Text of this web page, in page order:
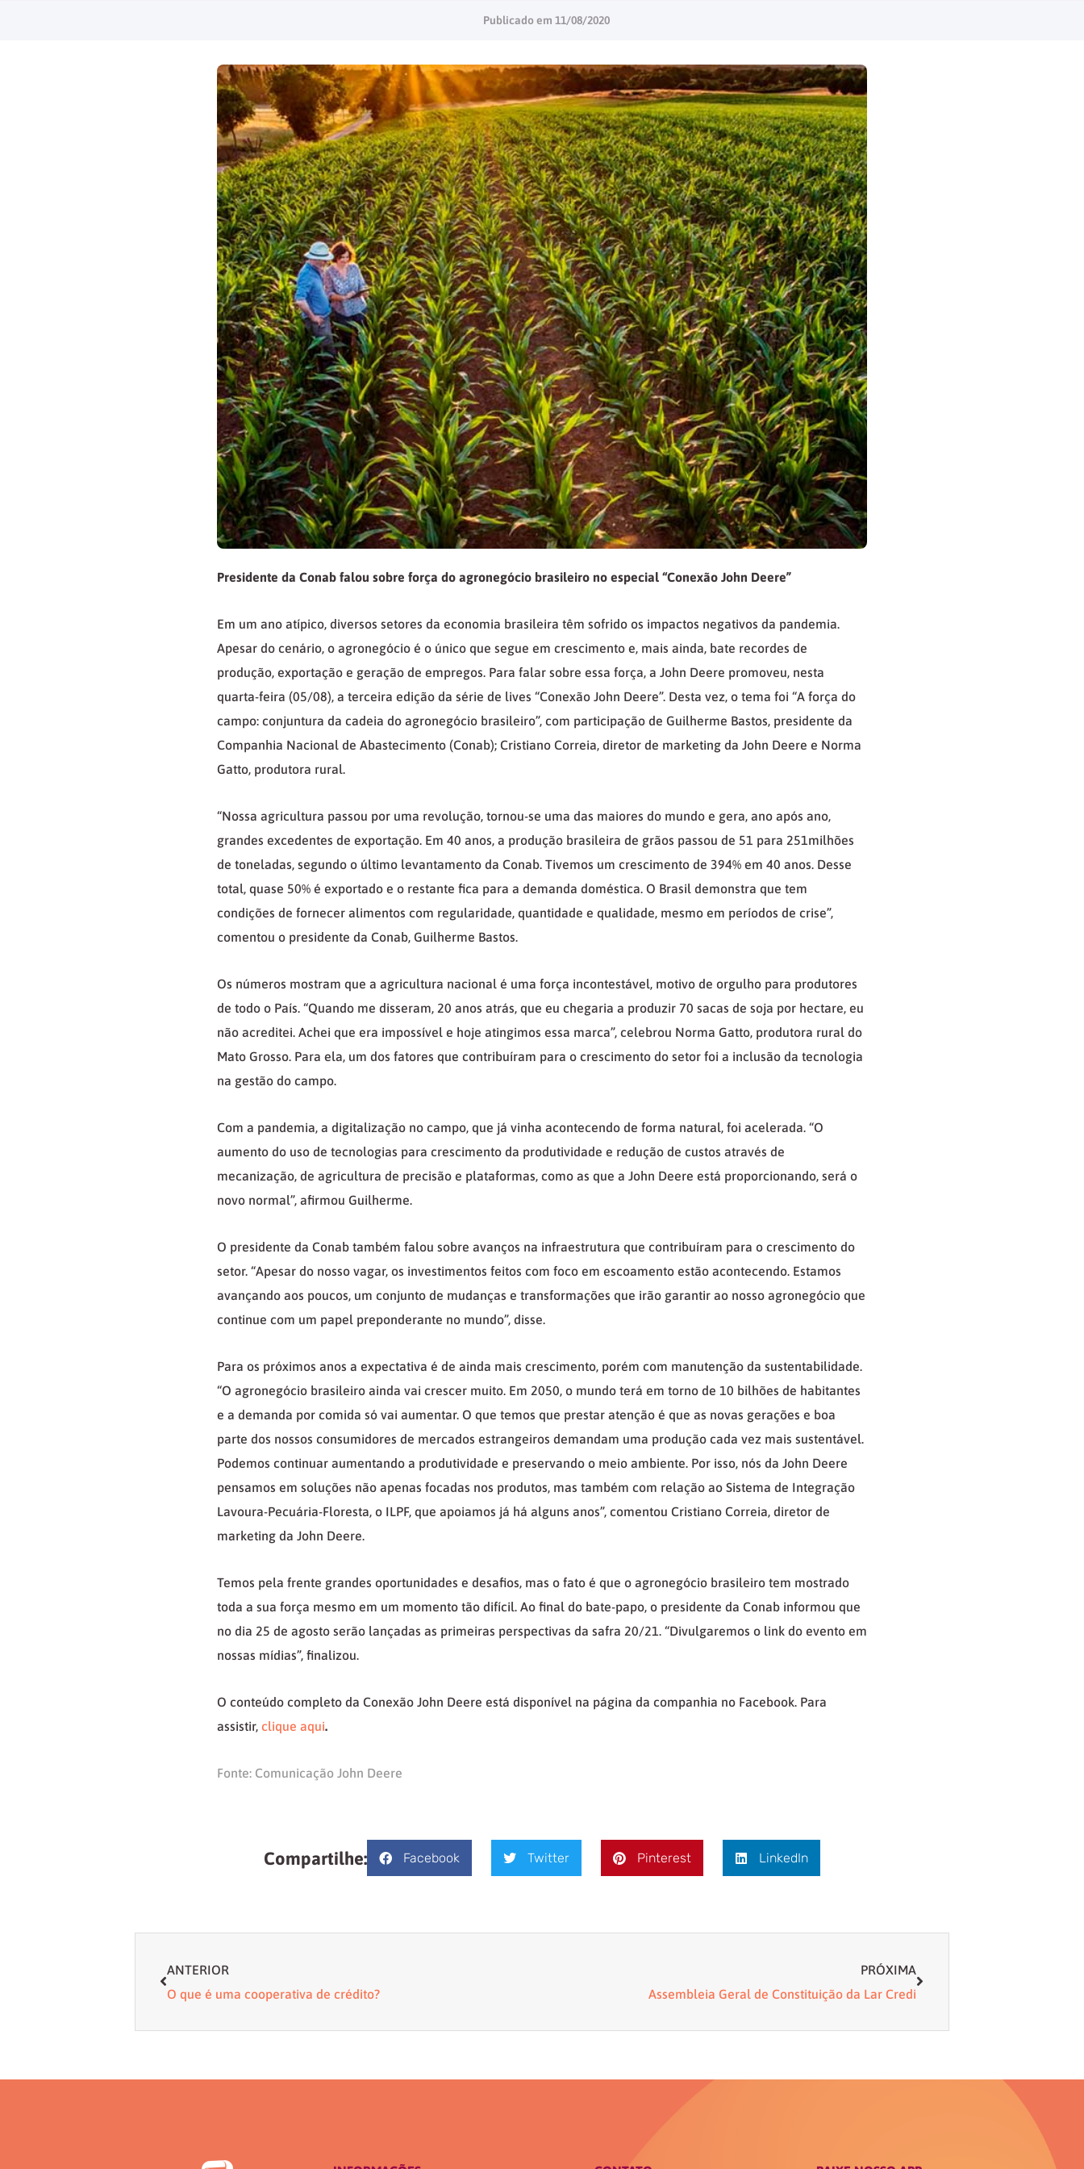
Publicado em 11/08/2020
Presidente da Conab falou sobre força do agronegócio brasileiro no especial “Conexão John Deere”
Em um ano atípico, diversos setores da economia brasileira têm sofrido os impactos negativos da pandemia.
Apesar do cenário, o agronegócio é o único que segue em crescimento e, mais ainda, bate recordes de
produção, exportação e geração de empregos. Para falar sobre essa força, a John Deere promoveu, nesta
quarta-feira (05/08), a terceira edição da série de lives “Conexão John Deere”. Desta vez, o tema foi “A força do
campo: conjuntura da cadeia do agronegócio brasileiro”, com participação de Guilherme Bastos, presidente da
Companhia Nacional de Abastecimento (Conab); Cristiano Correia, diretor de marketing da John Deere e Norma
Gatto, produtora rural.
“Nossa agricultura passou por uma revolução, tornou-se uma das maiores do mundo e gera, ano após ano,
grandes excedentes de exportação. Em 40 anos, a produção brasileira de grãos passou de 51 para 251milhões
de toneladas, segundo o último levantamento da Conab. Tivemos um crescimento de 394% em 40 anos. Desse
total, quase 50% é exportado e o restante fica para a demanda doméstica. O Brasil demonstra que tem
condições de fornecer alimentos com regularidade, quantidade e qualidade, mesmo em períodos de crise”,
comentou o presidente da Conab, Guilherme Bastos.
Os números mostram que a agricultura nacional é uma força incontestável, motivo de orgulho para produtores
de todo o País. “Quando me disseram, 20 anos atrás, que eu chegaria a produzir 70 sacas de soja por hectare, eu
não acreditei. Achei que era impossível e hoje atingimos essa marca”, celebrou Norma Gatto, produtora rural do
Mato Grosso. Para ela, um dos fatores que contribuíram para o crescimento do setor foi a inclusão da tecnologia
na gestão do campo.
Com a pandemia, a digitalização no campo, que já vinha acontecendo de forma natural, foi acelerada. “O
aumento do uso de tecnologias para crescimento da produtividade e redução de custos através de
mecanização, de agricultura de precisão e plataformas, como as que a John Deere está proporcionando, será o
novo normal”, afirmou Guilherme.
O presidente da Conab também falou sobre avanços na infraestrutura que contribuíram para o crescimento do
setor. “Apesar do nosso vagar, os investimentos feitos com foco em escoamento estão acontecendo. Estamos
avançando aos poucos, um conjunto de mudanças e transformações que irão garantir ao nosso agronegócio que
continue com um papel preponderante no mundo”, disse.
Para os próximos anos a expectativa é de ainda mais crescimento, porém com manutenção da sustentabilidade.
“O agronegócio brasileiro ainda vai crescer muito. Em 2050, o mundo terá em torno de 10 bilhões de habitantes
e a demanda por comida só vai aumentar. O que temos que prestar atenção é que as novas gerações e boa
parte dos nossos consumidores de mercados estrangeiros demandam uma produção cada vez mais sustentável.
Podemos continuar aumentando a produtividade e preservando o meio ambiente. Por isso, nós da John Deere
pensamos em soluções não apenas focadas nos produtos, mas também com relação ao Sistema de Integração
Lavoura-Pecuária-Floresta, o ILPF, que apoiamos já há alguns anos”, comentou Cristiano Correia, diretor de
marketing da John Deere.
Temos pela frente grandes oportunidades e desafios, mas o fato é que o agronegócio brasileiro tem mostrado
toda a sua força mesmo em um momento tão difícil. Ao final do bate-papo, o presidente da Conab informou que
no dia 25 de agosto serão lançadas as primeiras perspectivas da safra 20/21. “Divulgaremos o link do evento em
nossas mídias”, finalizou.
O conteúdo completo da Conexão John Deere está disponível na página da companhia no Facebook. Para
assistir, clique aqui.
Fonte: Comunicação John Deere
Compartilhe: Facebook Twitter Pinterest LinkedIn
ANTERIOR
O que é uma cooperativa de crédito?
PRÓXIMA
Assembleia Geral de Constituição da Lar Credi